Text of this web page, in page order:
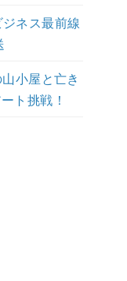
ネス最前線
小屋と亡き
ト挑戦！